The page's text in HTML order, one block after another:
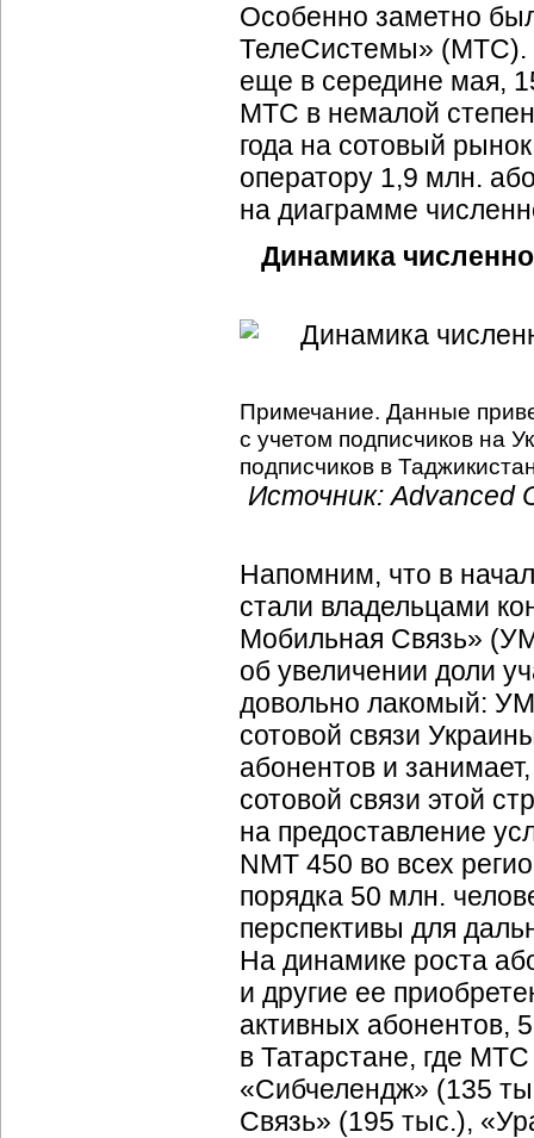
Особенно заметно
ТелеСистемы» (МТС).
еще в середине мая,
МТС в немалой
года на сотовый
оператору 1,9 млн.
на диаграмме
Динамика
Примечание. Данные
с учетом подписчиков на
подписчиков в
Источник: Advanced
Напомним, что в
стали владельцами
Мобильная Связь»
об увеличении доли
довольно лакомый:
сотовой связи
абонентов и
сотовой связи этой
на предоставление
NMT 450 во всех
порядка 50 млн.
перспективы для
На динамике роста
и другие ее
активных абонентов,
в Татарстане, где
«Сибчелендж» (135
Связь» (195 тыс.),